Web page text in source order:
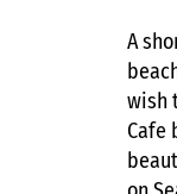
A
wish
Cafe